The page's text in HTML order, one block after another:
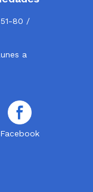
80 /
a
Facebook